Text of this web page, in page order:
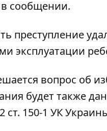
в сообщении.
преступление
эксплуатации
вопрос об
будет также
ст. 150-1 УК